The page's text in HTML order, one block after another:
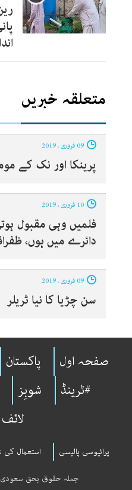
متعلقہ خبریں
پرینکا اور نک کے
فلمیں وہی مقبول
دائرے میں ہوں،
سن چڑیا کا نیا ٹریلر
صفحہ اول پاکستان
#ٹرینڈ
شوبِز
پرائیوسی پالیسی استعمال کی
جملہ حقوق بحق سعودی